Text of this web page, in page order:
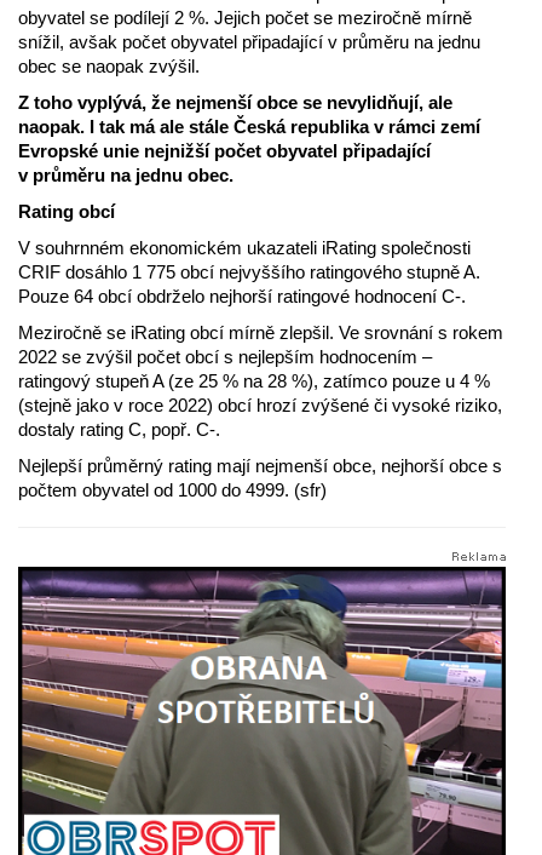
obyvatel se podílejí 2 %. Jejich počet se meziročně mírně
snížil, avšak počet obyvatel připadající v průměru na jednu
obec se naopak zvýšil.
Z toho vyplývá, že nejmenší obce se nevylidňují, ale
naopak. I tak má ale stále Česká republika v rámci zemí
Evropské unie nejnižší počet obyvatel připadající
v průměru na jednu obec.
Rating obcí
V souhrnném ekonomickém ukazateli iRating společnosti
CRIF dosáhlo 1 775 obcí nejvyššího ratingového stupně A.
Pouze 64 obcí obdrželo nejhorší ratingové hodnocení C-.
Meziročně se iRating obcí mírně zlepšil. Ve srovnání s rokem
2022 se zvýšil počet obcí s nejlepším hodnocením –
ratingový stupeň A (ze 25 % na 28 %), zatímco pouze u 4 %
(stejně jako v roce 2022) obcí hrozí zvýšené či vysoké riziko,
dostaly rating C, popř. C-.
Nejlepší průměrný rating mají nejmenší obce, nejhorší obce s
počtem obyvatel od 1000 do 4999. (sfr)